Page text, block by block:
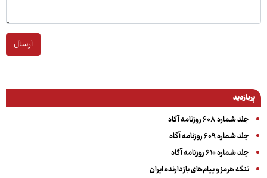
ارسال
پربازدید
جلد شماره ۶۰۸ روزنامه آگاه
جلد شماره ۶۰۹ روزنامه آگاه
جلد شماره ۶۱۰ روزنامه آگاه
تنگه هرمز و پیام‌های بازدارنده ایران